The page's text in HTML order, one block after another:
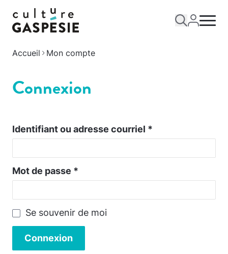
Accueil Mon compte
Connexion
Identifiant ou adresse courriel *
Mot de passe *
Se souvenir de moi
Connexion